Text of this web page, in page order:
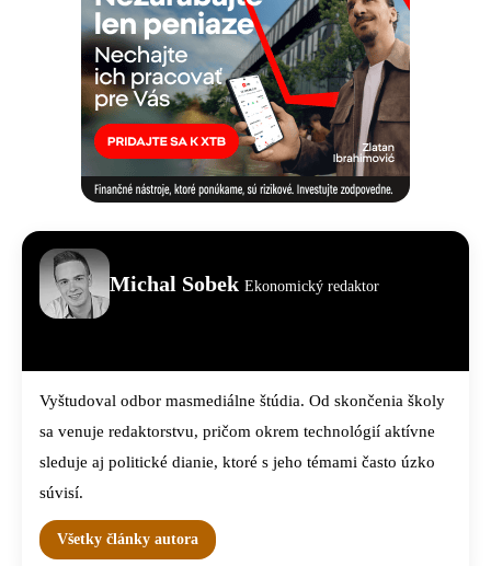
Michal Sobek Ekonomický redaktor
Vyštudoval odbor masmediálne štúdia. Od skončenia školy
sa venuje redaktorstvu, pričom okrem technológií aktívne
sleduje aj politické dianie, ktoré s jeho témami často úzko
súvisí.
Všetky články autora